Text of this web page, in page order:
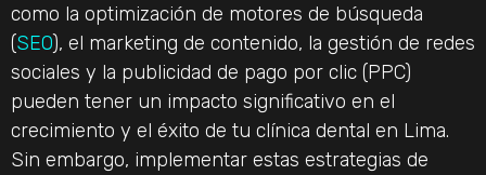
como la optimización de motores de búsqueda
(SEO), el marketing de contenido, la gestión de redes
sociales y la publicidad de pago por clic (PPC)
pueden tener un impacto significativo en el
crecimiento y el éxito de tu clínica dental en Lima.
Sin embargo, implementar estas estrategias de